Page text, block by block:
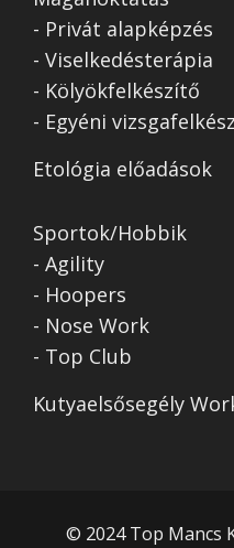
- Privát alapképzés
- Viselkedésterápia
- Kölyökfelkészítő
- Egyéni
Etológia előadások
Sportok/Hobbik
- Agility
- Hoopers
- Nose Work
- Top Club
Kutyaelsősegély
© 2024 Top Mancs